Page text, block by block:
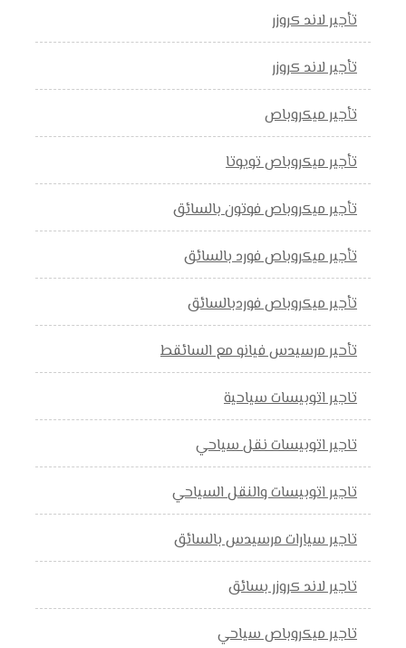
تأجير لاند كروزر
تأجير لاند كروزر
تأجير ميكروباص
تأجير ميكروباص تويوتا
تأجير ميكروباص فوتون بالسائق
تأجير ميكروباص فورد بالسائق
تأجير ميكروباص فوردبالسائق
تأحير مرسيدس فيانو مع السائقط
تاجير اتوبيسات سياحية
تاجير اتوبيسات نقل سياحي
تاجير اتوبيسات والنقل السياحي
تاجير سيارات مرسيدس بالسائق
تاجير لاند كروزر بسائق
تاجير ميكروباص سياحي